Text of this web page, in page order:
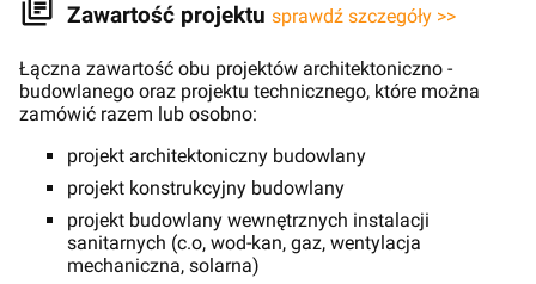
Zawartość projektu sprawdź szczegóły >>
Łączna zawartość obu projektów architektoniczno -
budowlanego oraz projektu technicznego, które można
zamówić razem lub osobno:
projekt architektoniczny budowlany
projekt konstrukcyjny budowlany
projekt budowlany wewnętrznych instalacji
sanitarnych (c.o, wod-kan, gaz, wentylacja
mechaniczna, solarna)